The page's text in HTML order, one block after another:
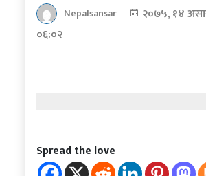
Nepalsansar
२०७५, १४
०६:०२
Spread the love